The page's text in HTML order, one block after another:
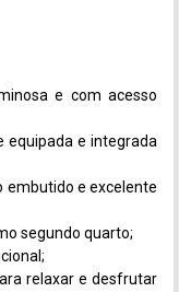
e com acesso
equipada e integrada
embutido e excelente
segundo quarto;
relaxar e desfrutar